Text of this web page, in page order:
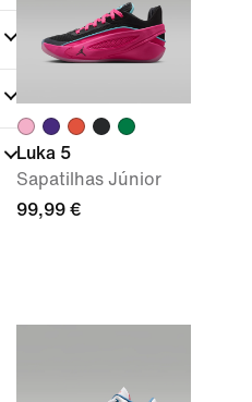
Luka 5
Sapatilhas Júnior
99,99 €